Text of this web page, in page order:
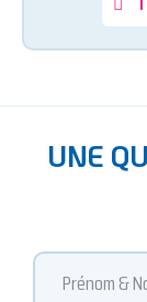
UNE